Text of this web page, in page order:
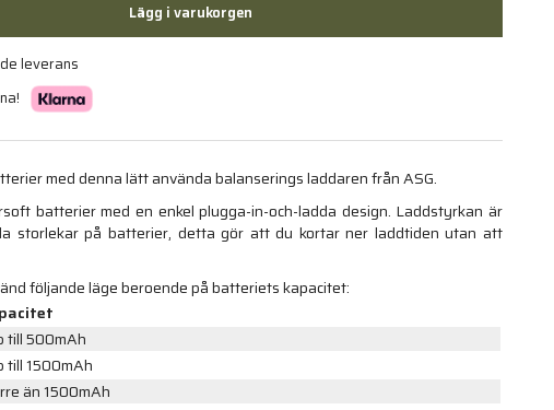
Lägg i varukorgen
leverans
med denna lätt använda balanserings laddaren från ASG.
batterier med en enkel plugga-in-och-ladda design. Laddstyrkan är
storlekar på batterier, detta gör att du kortar ner laddtiden utan att
följande läge beroende på batteriets kapacitet:
till 500mAh
till 1500mAh
än 1500mAh